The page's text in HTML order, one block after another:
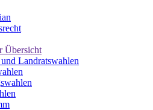
Übersicht
Landratswahlen